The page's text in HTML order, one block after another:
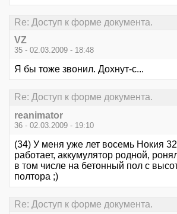
Re: Доступ к форме документа.
VZ
35 - 02.03.2009 - 18:48
Я бы тоже звонил. Дохнут-с...
Re: Доступ к форме документа.
reanimator
36 - 02.03.2009 - 19:10
(34) У меня уже лет восемь Нокия
работает, аккумулятор родной,
в том числе на бетонный пол с
полтора ;)
Re: Доступ к форме документа.